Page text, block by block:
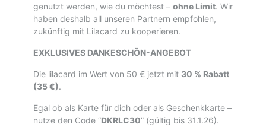
genutzt werden, wie du möchtest – ohne Limit. Wir
haben deshalb all unseren Partnern empfohlen,
zukünftig mit Lilacard zu kooperieren.
EXKLUSIVES DANKESCHÖN-ANGEBOT
Die lilacard im Wert von 50 € jetzt mit 30 % Rabatt
(35 €).
Egal ob als Karte für dich oder als Geschenkkarte –
nutze den Code “DKRLC30” (gültig bis 31.1.26).